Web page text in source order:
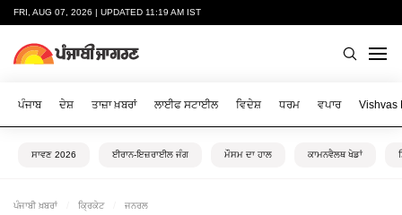
FRI, AUG 07, 2026 | UPDATED 11:19 AM IST
ਪੰਜਾਬ ਦੇਸ਼ ਤਾਜ਼ਾ ਖ਼ਬਰਾਂ ਲਾਈਫ ਸਟਾਈਲ ਵਿਦੇਸ਼ ਧਰਮ ਵਪਾਰ Vishvas
ਸਾਵਣ 2026 ਈਰਾਨ-ਇਜ਼ਰਾਈਲ ਜੰਗ ਮੌਸਮ ਦਾ ਹਾਲ ਕਾਮਨਵੈਲਥ ਖੇਡਾਂ
ਪੰਜਾਬੀ ਖ਼ਬਰਾਂ ਕ੍ਰਿਕੇਟ ਜਨਰਲ